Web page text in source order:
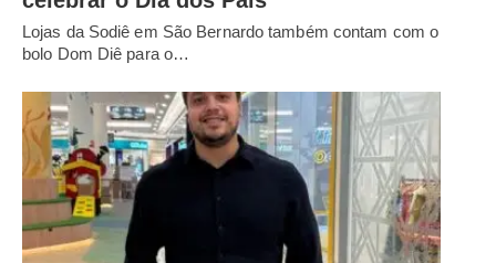
Lojas da Sodiê em São Bernardo também contam com o
bolo Dom Diê para o…